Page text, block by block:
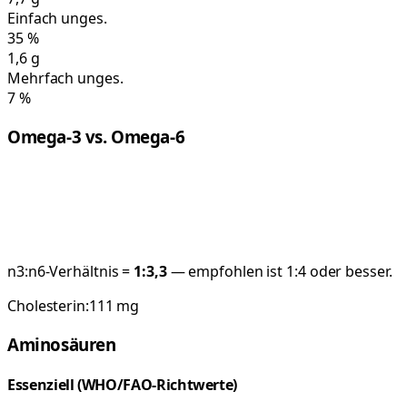
Einfach unges.
35%
1,6g
Mehrfach unges.
7%
Omega-3 vs. Omega-6
n3:n6-Verhältnis = 1:3,3— empfohlen ist 1:4 oder besser.
Cholesterin:111 mg
Aminosäuren
Essenziell (WHO/FAO-Richtwerte)